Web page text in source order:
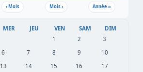
‹Mois Mois› Année»
MER JEU VEN SAM
DIM
1
2
3
6 7 8 9
10
13 14 15 16 17